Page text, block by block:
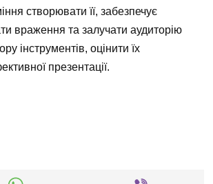
створювати її, забезпечує
враження та залучати аудиторію
інструментів, оцінити їх
презентації.